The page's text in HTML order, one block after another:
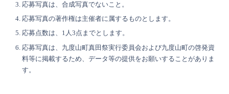
応募写真は、合成写真でないこと。
応募写真の著作権は主催者に属するものとします。
応募点数は、1人3点までとします。
応募写真は、九度山町真田祭実行委員会および九度山町の啓発資
料等に掲載するため、データ等の提供をお願いすることがありま
す。